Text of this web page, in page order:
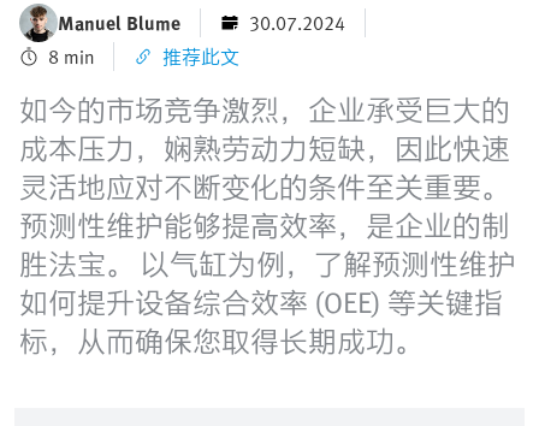
Manuel Blume
30.07.2024
8 min
推荐此文
如今的市场竞争激烈，企业承受巨大的
成本压力，娴熟劳动力短缺，因此快速
灵活地应对不断变化的条件至关重要。
预测性维护能够提高效率，是企业的制
胜法宝。 以气缸为例，了解预测性维护
如何提升设备综合效率 (OEE) 等关键指
标，从而确保您取得长期成功。